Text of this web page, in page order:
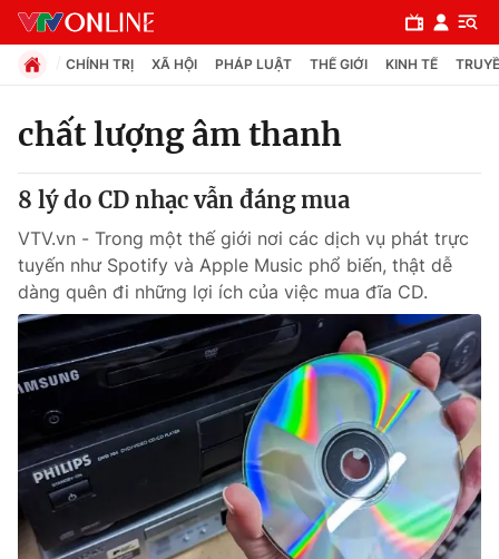
Chuyên mục
Xã hội
Pháp luật
Y tế
Thế giới
Tin tức
Kinh tế
CHÍNH TRỊ XÃ HỘI PHÁP LUẬT THẾ GIỚI KINH TẾ
chất lượng âm thanh
8 lý do CD nhạc vẫn đáng mua
VTV.vn - Trong một thế giới nơi các dịch vụ phát trực
tuyến như Spotify và Apple Music phổ biến, thật dễ
dàng quên đi những lợi ích của việc mua đĩa CD.